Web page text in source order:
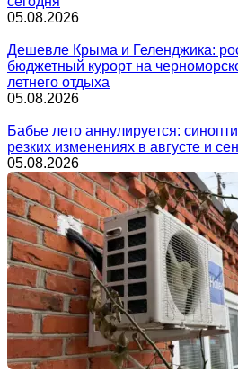
05.08.2026
Дешевле Крыма и Геленджика:
бюджетный курорт на
летнего отдыха
05.08.2026
Бабье лето аннулируется:
резких изменениях в августе и
05.08.2026